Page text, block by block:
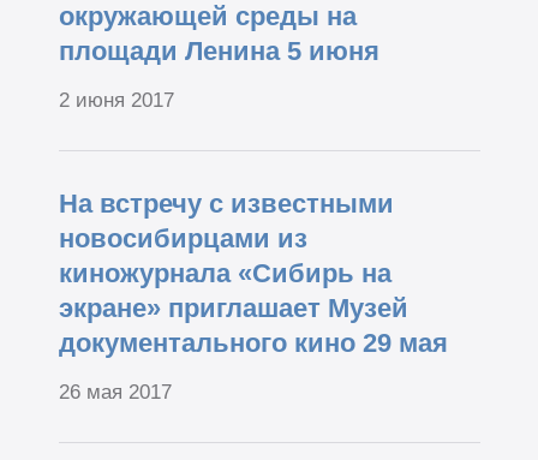
окружающей среды на
площади Ленина 5 июня
2 июня 2017
На встречу с известными
новосибирцами из
киножурнала «Сибирь на
экране» приглашает Музей
документального кино 29 мая
26 мая 2017